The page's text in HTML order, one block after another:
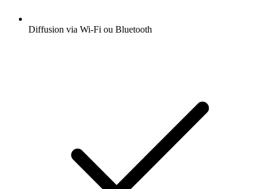
Diffusion via Wi-Fi ou Bluetooth